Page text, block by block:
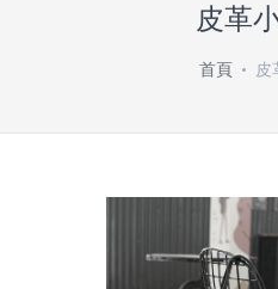
皮革
首頁 皮